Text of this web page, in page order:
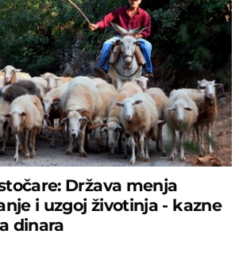
Država menja
i uzgoj životinja - kazne
dinara